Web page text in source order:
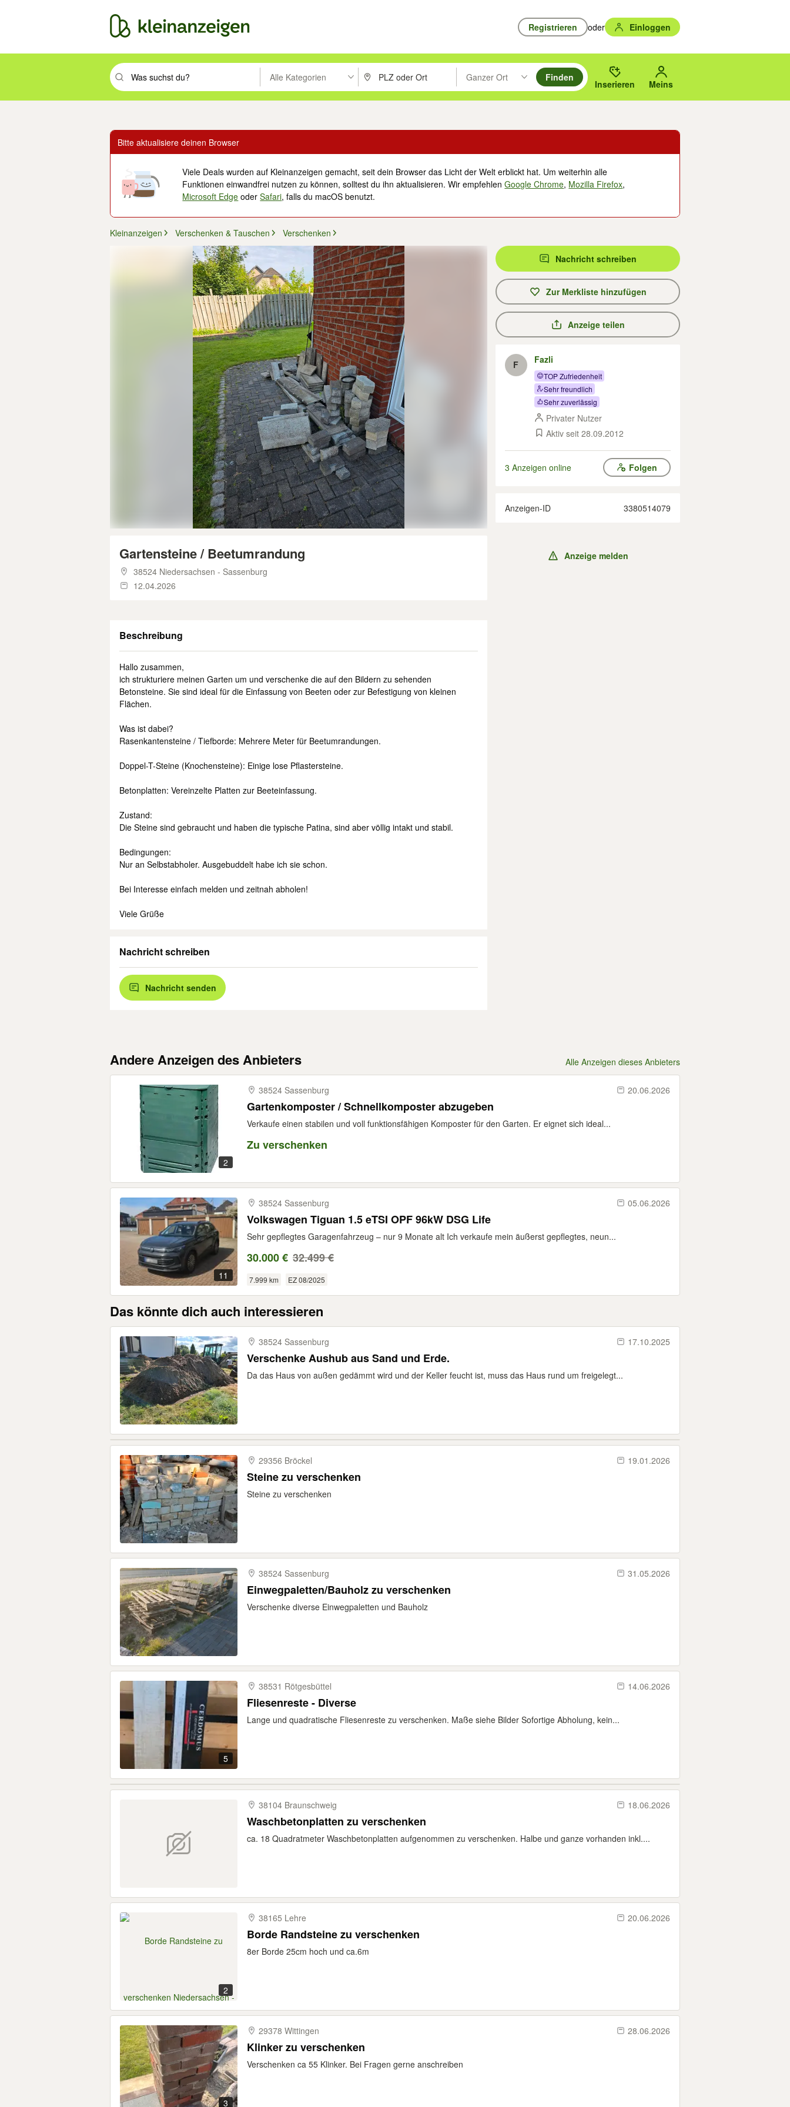
Registrieren oder Einloggen
Suchbegriff eingeben. Eingabetaste drücken um zu suchen, oder Vorschläge mit den Pfeiltasten nach oben/unten durchsuchen und mit Eingabetaste auswählen.
Alle Kategorien PLZ oder Ort eingeben. Eingabetaste drücken um zu suchen, oder Vorschläge mit den Pfeiltasten nach oben/
Ganzer Ort
Suche im Umkreis des gewählten Orts oder PLZ.
Finden
Inserieren Meins
Bitte aktualisiere deinen Browser
Viele Deals wurden auf Kleinanzeigen gemacht, seit dein Browser das Licht der Welt erblickt hat. Um weiterhin alle
Funktionen einwandfrei nutzen zu können, solltest du ihn aktualisieren. Wir empfehlenGoogle Chrome, Mozilla Firefox,
Microsoft Edge oderSafari, falls du macOS benutzt.
Kleinanzeigen Verschenken & Tauschen Verschenken
​Gartensteine / Beetumrandung
38524 Niedersachsen - Sassenburg
12.04.2026
Beschreibung
Hallo zusammen,
​ich strukturiere meinen Garten um und verschenke die auf den Bildern zu sehenden
Betonsteine. Sie sind ideal für die Einfassung von Beeten oder zur Befestigung von kleinen
Flächen.
​Was ist dabei?
​Rasenkantensteine / Tiefborde: Mehrere Meter für Beetumrandungen.
​Doppel-T-Steine (Knochensteine): Einige lose Pflastersteine.
​Betonplatten: Vereinzelte Platten zur Beeteinfassung.
​Zustand:
Die Steine sind gebraucht und haben die typische Patina, sind aber völlig intakt und stabil.
​Bedingungen:
​Nur an Selbstabholer. Ausgebuddelt habe ich sie schon.
​Bei Interesse einfach melden und zeitnah abholen!
​Viele Grüße
Nachricht schreiben
Nachricht senden
Nachricht schreiben
Zur Merkliste hinzufügen
Anzeige teilen
F Fazli
TOP Zufriedenheit
Sehr freundlich
Sehr zuverlässig
Privater Nutzer
Aktiv seit 28.09.2012
3 Anzeigen online Folgen
Anzeigen-ID 3380514079
Anzeige melden
Andere Anzeigen des Anbieters Alle Anzeigen dieses Anbieters
2
38524 Sassenburg 20.06.2026
Gartenkomposter / Schnellkomposter abzugeben
Verkaufe einen stabilen und voll funktionsfähigen Komposter für den Garten. Er eignet sich ideal...
Zu verschenken
11
38524 Sassenburg 05.06.2026
Volkswagen Tiguan 1.5 eTSI OPF 96kW DSG Life
Sehr gepflegtes Garagenfahrzeug – nur 9 Monate alt Ich verkaufe mein äußerst gepflegtes, neun...
30.000 € 32.499 €
7.999 km EZ 08/2025
Das könnte dich auch interessieren
38524 Sassenburg 17.10.2025
Verschenke Aushub aus Sand und Erde.
Da das Haus von außen gedämmt wird und der Keller feucht ist, muss das Haus rund um freigelegt...
29356 Bröckel 19.01.2026
Steine zu verschenken
Steine zu verschenken
38524 Sassenburg 31.05.2026
Einwegpaletten/Bauholz zu verschenken
Verschenke diverse Einwegpaletten und Bauholz
5
38531 Rötgesbüttel 14.06.2026
Fliesenreste - Diverse
Lange und quadratische Fliesenreste zu verschenken. Maße siehe Bilder Sofortige Abholung, kein...
38104 Braunschweig 18.06.2026
Waschbetonplatten zu verschenken
ca. 18 Quadratmeter Waschbetonplatten aufgenommen zu verschenken. Halbe und ganze vorhanden inkl....
2
38165 Lehre 20.06.2026
Borde Randsteine zu verschenken
8er Borde 25cm hoch und ca.6m
3
29378 Wittingen 28.06.2026
Klinker zu verschenken
Verschenken ca 55 Klinker. Bei Fragen gerne anschreiben